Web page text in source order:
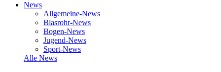
News
Allgemeine-News
Blasrohr-News
Bogen-News
Jugend-News
Sport-News
Alle News